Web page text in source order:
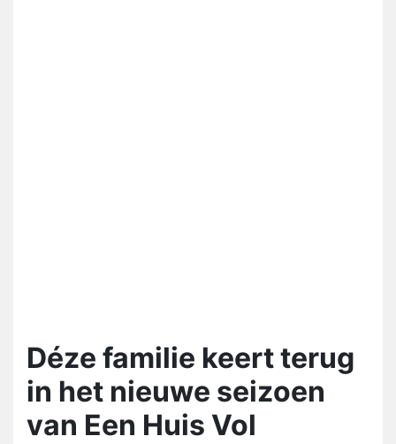
Déze familie keert terug
in het nieuwe seizoen
van Een Huis Vol